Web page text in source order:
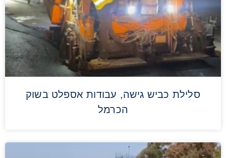
סלילת כביש גישה, עבודות אספלט בשוק
הכרמל